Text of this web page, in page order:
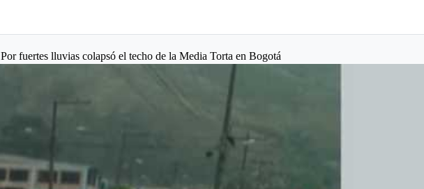
Por fuertes lluvias colapsó el techo de la Media Torta en Bogotá